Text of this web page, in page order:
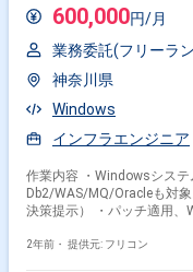
600,000円/月
業務委託(フリーラ
神奈川県
Windows
インフラエンジニア
作業内容 ・Windowsシステ
Db2/WAS/MQ/Oracleも対
決策提示） ・パッチ適用
2年前・ 提供元: フリコン